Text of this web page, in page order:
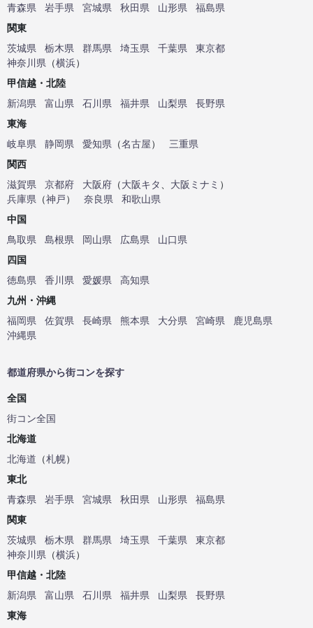
青森県
岩手県 宮城県 秋田県 山形県
福島県
関東
茨城県
栃木県 群馬県 埼玉県 千葉県
東京都
神奈川県 （横浜）
甲信越・北陸
新潟県
富山県 石川県 福井県 山梨県
長野県
東海
岐阜県
静岡県 愛知県 （名古屋）
三重県
関西
滋賀県
京都府 大阪府 （大阪キタ 大阪ミナミ ）
兵庫県 （神戸） 奈良県
和歌山県
中国
鳥取県
島根県 岡山県 広島県
山口県
四国
徳島県
香川県 愛媛県
高知県
九州・沖縄
福岡県
佐賀県 長崎県 熊本県 大分県 宮崎県
鹿児島県
沖縄県
都道府県から街コンを探す
全国
街コン全国
北海道
北海道 （札幌）
東北
青森県
岩手県 宮城県 秋田県 山形県
福島県
関東
茨城県
栃木県 群馬県 埼玉県 千葉県
東京都
神奈川県 （横浜）
甲信越・北陸
新潟県
富山県 石川県 福井県 山梨県
長野県
東海